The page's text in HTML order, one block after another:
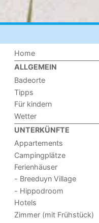
Home
ALLGEMEIN
Badeorte
Tipps
Für kindern
Wetter
UNTERKÜNFTE
Appartements
Campingplätze
Ferienhäuser
- Breeduyn Village
- Hippodroom
Hotels
Zimmer (mit Frühstück)